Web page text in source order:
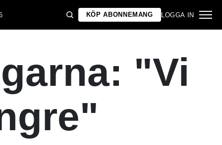
KÖP ABONNEMANG LOGGA IN
"Vi